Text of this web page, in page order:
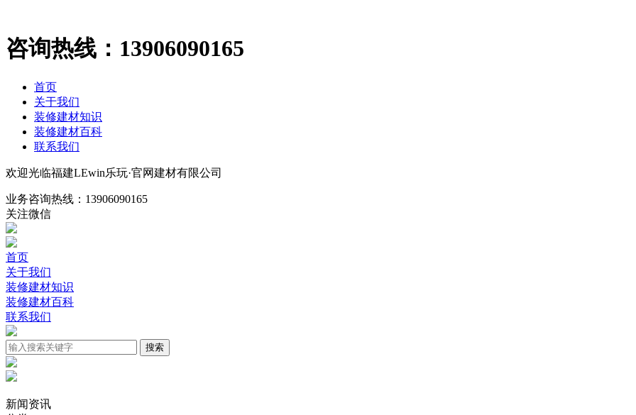
咨询热线： 13906090165
首页
关于我们
装修建材知识
装修建材百科
联系我们
欢迎光临福建LEwin乐玩·官网建材有限公司
业务咨询热线： 13906090165
关注微信
首页
关于我们
装修建材知识
装修建材百科
联系我们
新闻资讯